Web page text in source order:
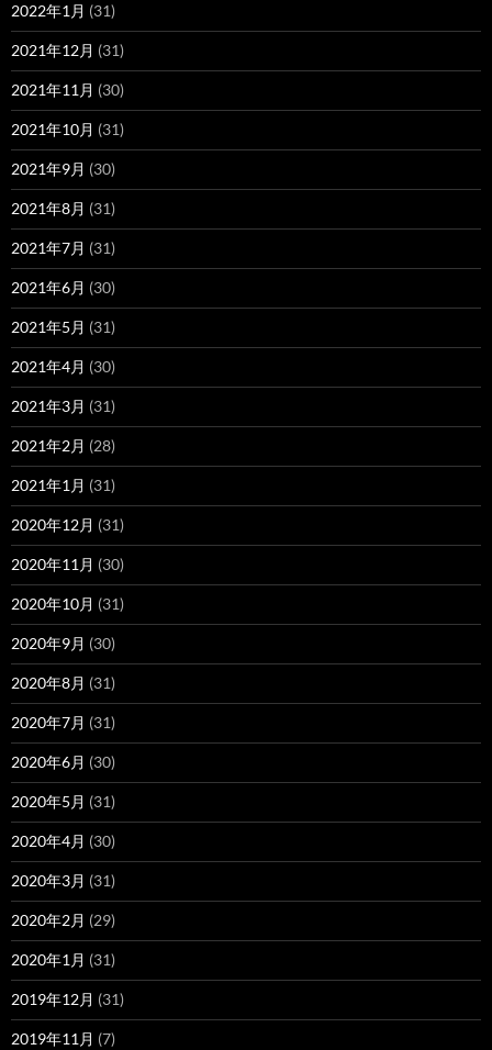
2022年1月 (31)
2021年12月 (31)
2021年11月 (30)
2021年10月 (31)
2021年9月 (30)
2021年8月 (31)
2021年7月 (31)
2021年6月 (30)
2021年5月 (31)
2021年4月 (30)
2021年3月 (31)
2021年2月 (28)
2021年1月 (31)
2020年12月 (31)
2020年11月 (30)
2020年10月 (31)
2020年9月 (30)
2020年8月 (31)
2020年7月 (31)
2020年6月 (30)
2020年5月 (31)
2020年4月 (30)
2020年3月 (31)
2020年2月 (29)
2020年1月 (31)
2019年12月 (31)
2019年11月 (7)